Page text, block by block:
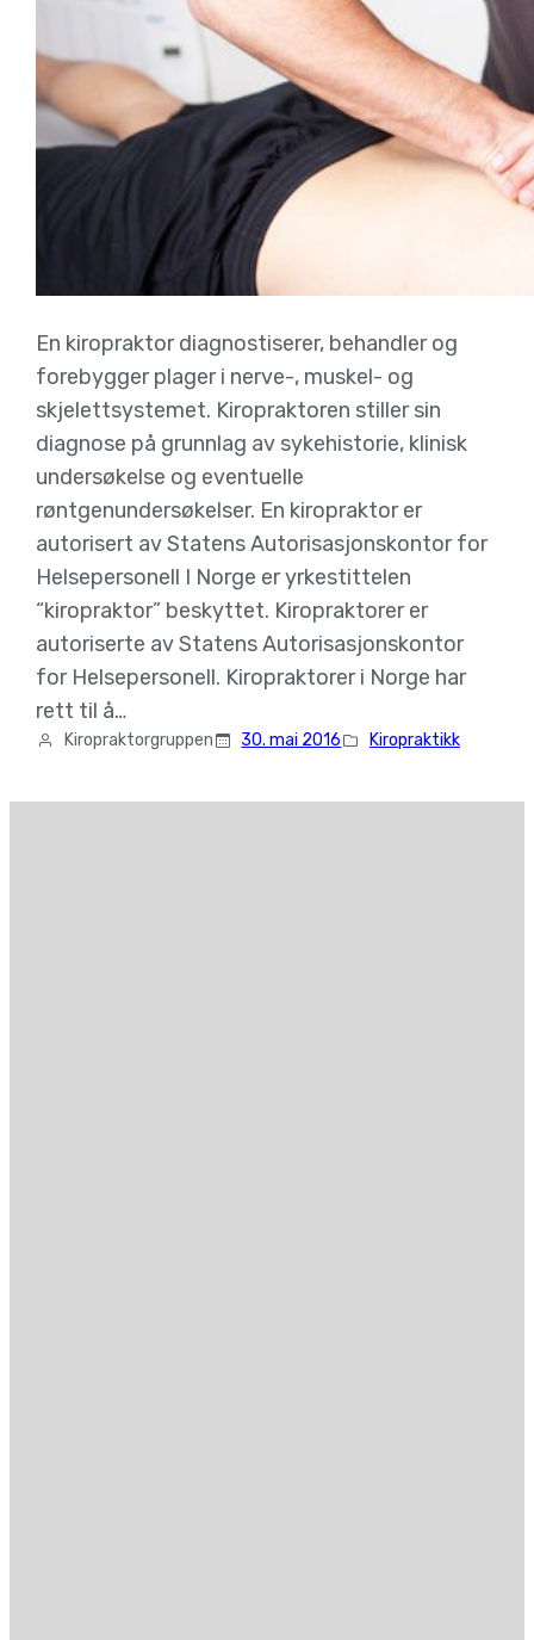
En kiropraktor diagnostiserer, behandler og
forebygger plager i nerve-, muskel- og
skjelettsystemet. Kiropraktoren stiller sin
diagnose på grunnlag av sykehistorie, klinisk
undersøkelse og eventuelle
røntgenundersøkelser. En kiropraktor er
autorisert av Statens Autorisasjonskontor for
Helsepersonell I Norge er yrkestittelen
“kiropraktor” beskyttet. Kiropraktorer er
autoriserte av Statens Autorisasjonskontor
for Helsepersonell. Kiropraktorer i Norge har
rett til å…
Kiropraktorgruppen 30. mai 2016 Kiropraktikk